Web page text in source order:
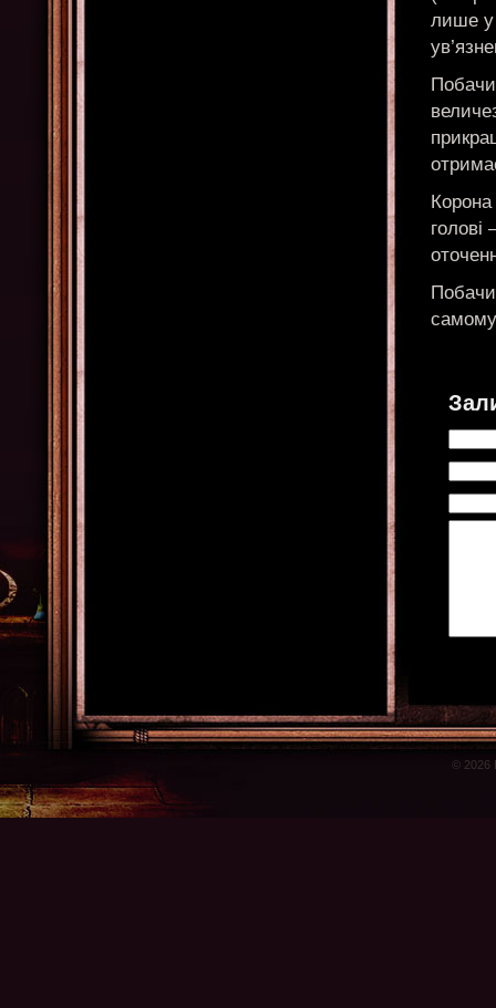
лише у
голові
самому
© 2026